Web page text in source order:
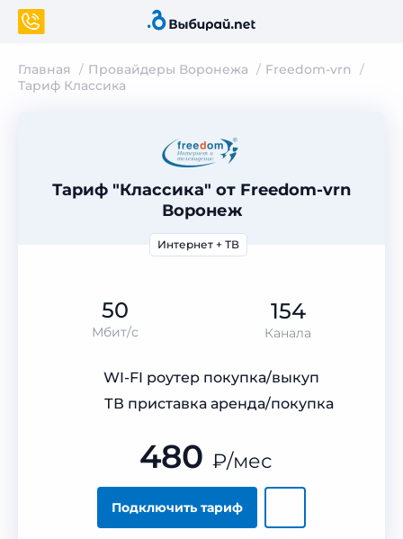
Главная Провайдеры Воронежа
Freedom-vrn
Тариф Классика
Тариф "Классика" от Freedom-vrn
Воронеж
Интернет + ТВ
50
Мбит/с
154
Канала
WI-FI роутер покупка/выкуп
ТВ приставка аренда/покупка
Подключить тариф
480 ₽/мес